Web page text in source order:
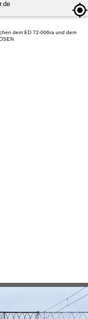
dem ED 72-006ra und dem